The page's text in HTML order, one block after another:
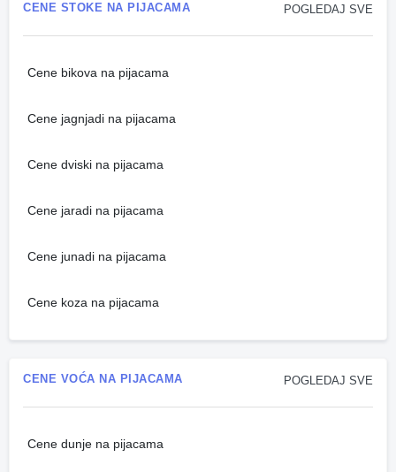
POGLEDAJ SVE
CENE STOKE NA PIJACAMA
Cene bikova na pijacama
Cene jagnjadi na pijacama
Cene dviski na pijacama
Cene jaradi na pijacama
Cene junadi na pijacama
Cene koza na pijacama
POGLEDAJ SVE
CENE VOĆA NA PIJACAMA
Cene dunje na pijacama